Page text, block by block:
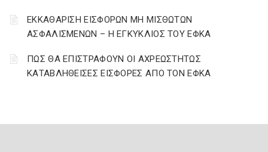
ΕΚΚΑΘΑΡΙΣΗ ΕΙΣΦΟΡΩΝ ΜΗ ΜΙΣΘΩΤΩΝ
ΑΣΦΑΛΙΣΜΕΝΩΝ – Η ΕΓΚΥΚΛΙΟΣ ΤΟΥ ΕΦΚΑ
ΠΩΣ ΘΑ ΕΠΙΣΤΡΑΦΟΥΝ ΟΙ ΑΧΡΕΩΣΤΗΤΩΣ
ΚΑΤΑΒΛΗΘΕΙΣΕΣ ΕΙΣΦΟΡΕΣ ΑΠΟ ΤΟΝ ΕΦΚΑ